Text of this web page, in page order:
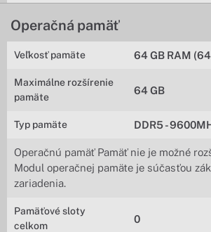
Operačná pamäť
Veľkosť pamäte 64 GB RAM
Maximálne rozšírenie
pamäte
64 GB
Typ pamäte DDR5 -
Operačnú pamäť Pamäť nie je možné
Modul operačnej pamäte je súčasťou
zariadenia.
Pamäťové sloty
celkom
0